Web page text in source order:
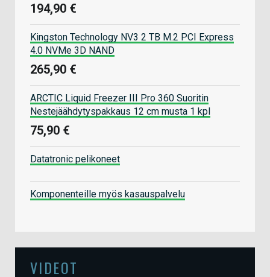
194,90 €
Kingston Technology NV3 2 TB M.2 PCI Express
4.0 NVMe 3D NAND
265,90 €
ARCTIC Liquid Freezer III Pro 360 Suoritin
Nestejäähdytyspakkaus 12 cm musta 1 kpl
75,90 €
Datatronic pelikoneet
Komponenteille myös kasauspalvelu
VIDEOT